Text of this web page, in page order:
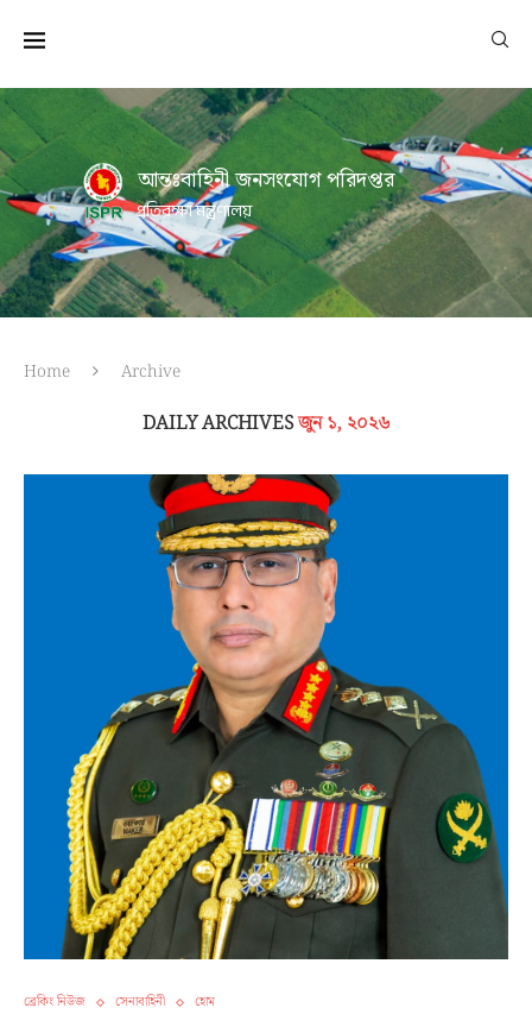
আন্তঃবাহিনী জনসংযোগ পরিদপ্তর
প্রতিরক্ষা মন্ত্রণালয়
Home Archive
DAILY ARCHIVESজুন ১, ২০২৬
ব্রেকিং নিউজ সেনাবাহিনী হোম